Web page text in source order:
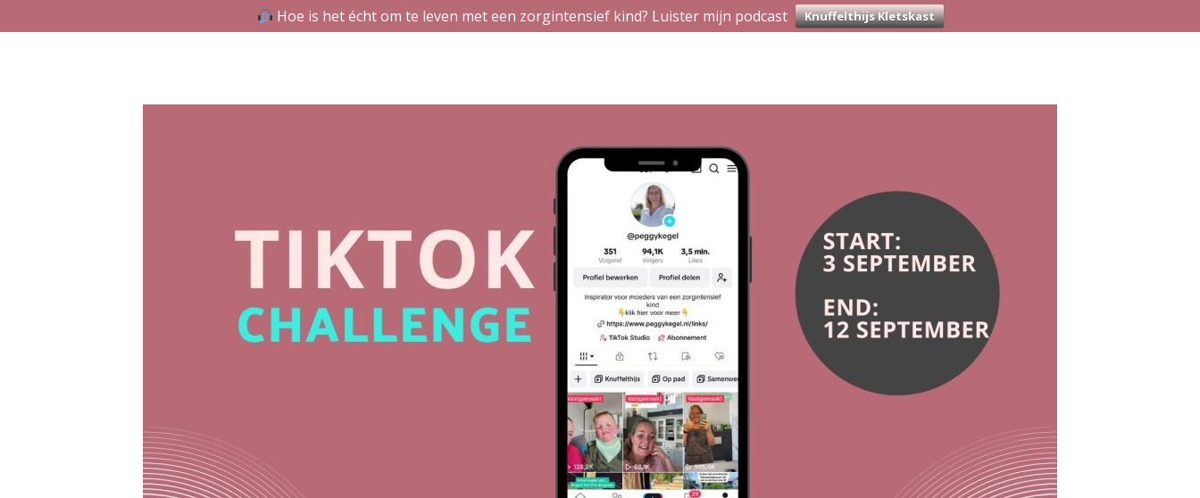
Hoe is het écht om te leven met een zorgintensief kind? Luister mijn podcast Knuffelthijs Kletskast